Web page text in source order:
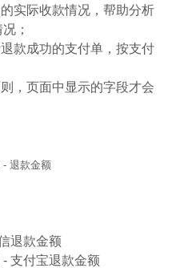
实际收款情况，帮助分析
；
款成功的支付单，按支付
，页面中显示的字段才会
- 退款金额
退款金额
支付宝退款金额